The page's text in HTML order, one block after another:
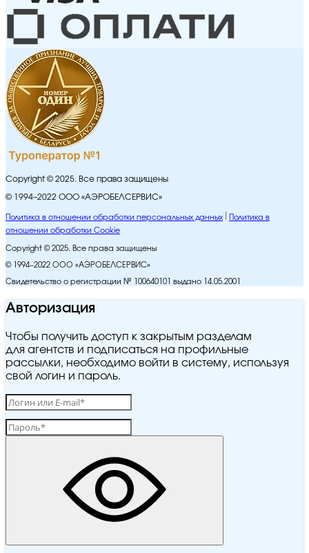
Copyright © 2025. Все права защищены
© 1994–2022 ООО «АЭРОБЕЛСЕРВИС»
Политика в отношении обработки персональных данных
Политика в
отношении обработки Cookie
Copyright © 2025. Все права защищены
© 1994–2022 ООО «АЭРОБЕЛСЕРВИС»
Свидетельство о регистрации № 100640101 выдано 14.05.2001
Авторизация
Чтобы получить доступ к закрытым разделам
для агентств и подписаться на профильные
рассылки, необходимо войти в систему, используя
свой логин и пароль.